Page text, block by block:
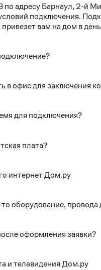
по адресу Барнаул, 2-й
подключения.
вам на дом в
в офис для заключения
для подключения?
плата?
интернет Дом.ру
оборудование,
оформления заявки?
и телевидения Дом.ру